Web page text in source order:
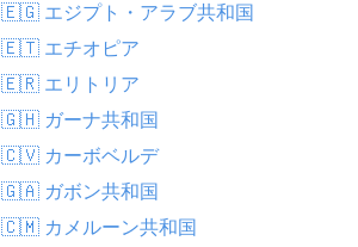
🇪🇬 エジプト・アラブ共和国
🇪🇹 エチオピア
🇪🇷 エリトリア
🇬🇭 ガーナ共和国
🇨🇻 カーボベルデ
🇬🇦 ガボン共和国
🇨🇲 カメルーン共和国